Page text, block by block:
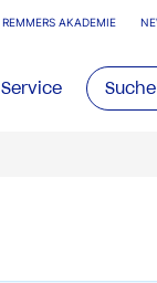
REMMERS AKADEMIE
Service